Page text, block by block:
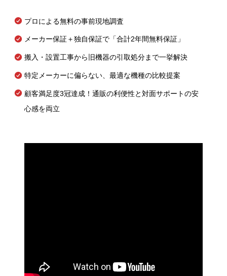
プロによる無料の事前現地調査
メーカー保証＋独自保証で「合計2年間無料保証」
搬入・設置工事から旧機器の引取処分まで一挙解決
特定メーカーに偏らない、最適な機種の比較提案
顧客満足度3冠達成！通販の利便性と対面サポートの安
心感を両立